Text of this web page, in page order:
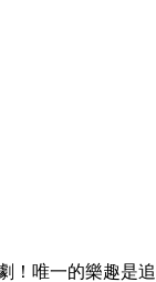
！唯一的樂趣是